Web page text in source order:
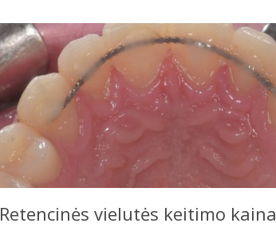
Retencinės vielutės keitimo kaina